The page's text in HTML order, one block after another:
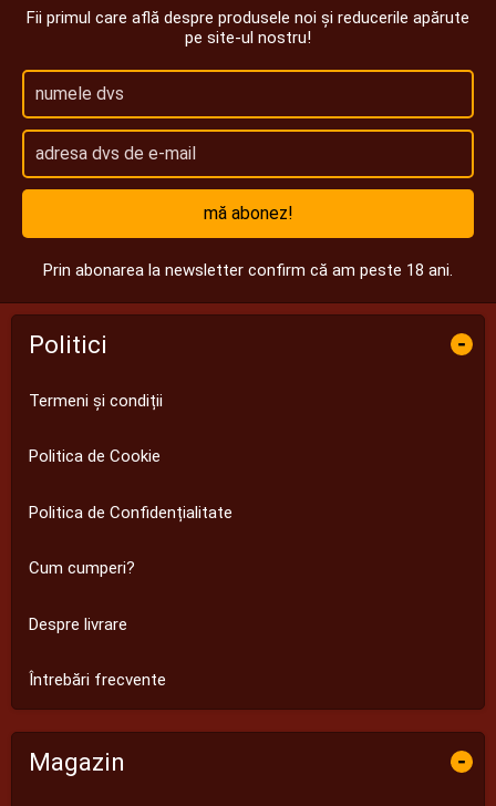
Fii primul care află despre produsele noi și reducerile apărute
pe site-ul nostru!
mă abonez!
Prin abonarea la newsletter confirm că am peste 18 ani.
Politici -
Termeni și condiții
Politica de Cookie
Politica de Confidențialitate
Cum cumperi?
Despre livrare
Întrebări frecvente
Magazin -